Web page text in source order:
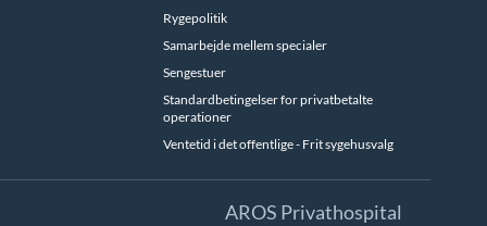
Rygepolitik
Samarbejde mellem specialer
Sengestuer
Standardbetingelser for privatbetalte
operationer
Ventetid i det offentlige - Frit sygehusvalg
AROS Privathospital